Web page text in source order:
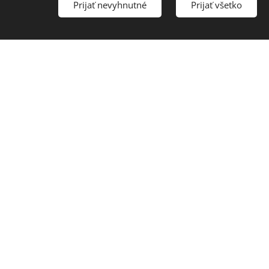
Prijať nevyhnutné Prijať všetko